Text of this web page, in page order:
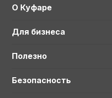
О Куфаре
Для бизнеса
Полезно
Безопасность